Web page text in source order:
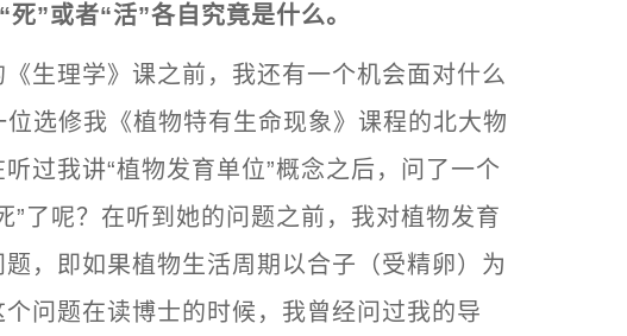
死”或者“活”各自究竟是什么。
生理学》课之前，我还有一个机会面对什么
位选修我《植物特有生命现象》课程的北大物
过我讲“植物发育单位”概念之后，问了一个
”了呢？在听到她的问题之前，我对植物发育
，即如果植物生活周期以合子（受精卵）为
问题在读博士的时候，我曾经问过我的导